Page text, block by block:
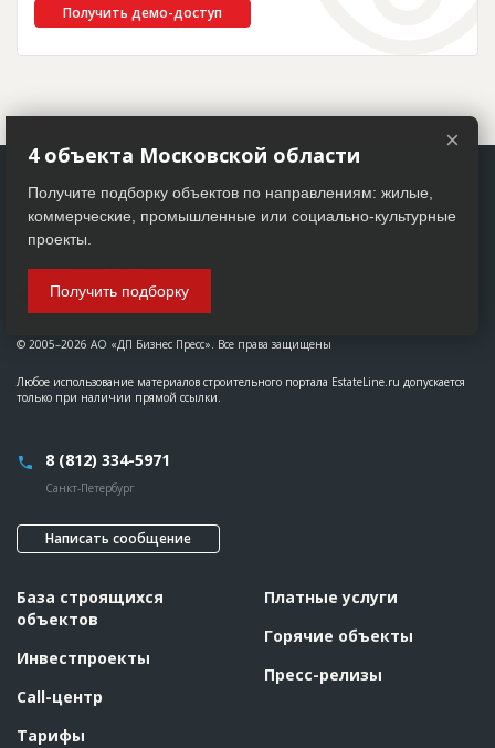
Получить демо-доступ
© 2005–2026 АО «ДП Бизнес Пресс». Все права защищены
Любое использование материалов строительного портала EstateLine.ru допускается
только при наличии прямой ссылки.
8 (812) 334-5971
Санкт-Петербург
Написать сообщение
База строящихся
объектов
Инвестпроекты
Call-центр
Тарифы
Платные услуги
Горячие объекты
Пресс-релизы
×
4 объекта Московской области
Получите подборку объектов по направлениям: жилые,
коммерческие, промышленные или социально-культурные
проекты.
Получить подборку